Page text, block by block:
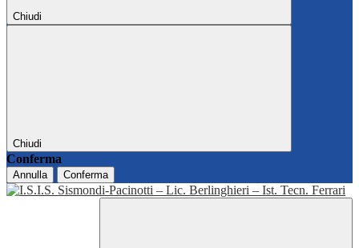
Chiudi
Chiudi
Conferma
Annulla Conferma